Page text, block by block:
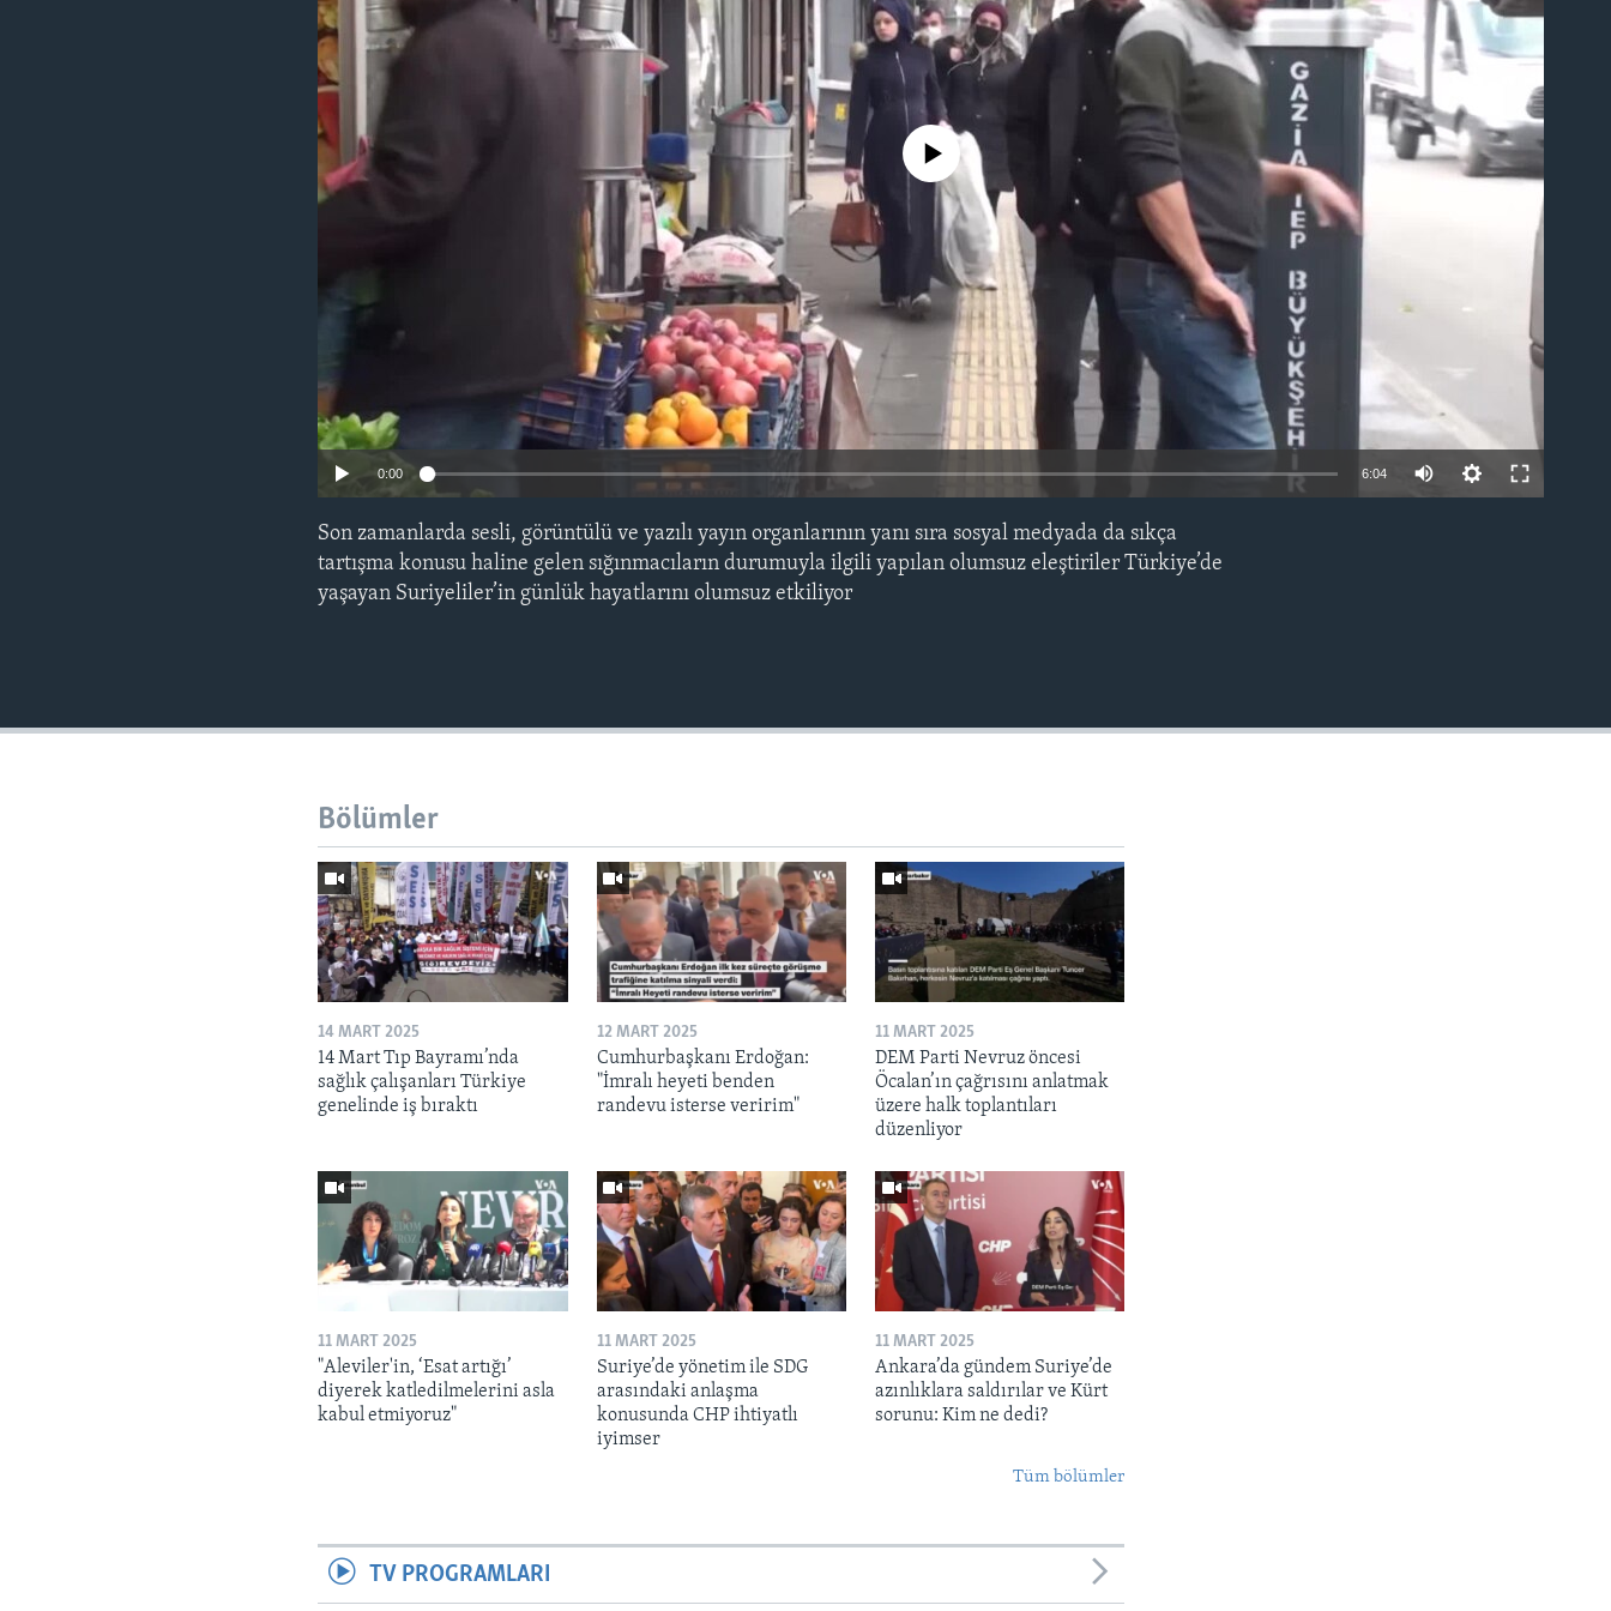
No media source currently available
0:00 6:04
Son zamanlarda sesli, görüntülü ve yazılı yayın organlarının yanı sıra sosyal medyada da sıkça
tartışma konusu haline gelen sığınmacıların durumuyla ilgili yapılan olumsuz eleştiriler Türkiye’de
yaşayan Suriyeliler’in günlük hayatlarını olumsuz etkiliyor
Bölümler
14 MART 2025
14 Mart Tıp Bayramı’nda
sağlık çalışanları Türkiye
genelinde iş bıraktı
12 MART 2025
Cumhurbaşkanı Erdoğan:
"İmralı heyeti benden
randevu isterse veririm"
11 MART 2025
DEM Parti Nevruz öncesi
Öcalan’ın çağrısını anlatmak
üzere halk toplantıları
düzenliyor
11 MART 2025
"Aleviler'in, ‘Esat artığı’
diyerek katledilmelerini asla
kabul etmiyoruz"
11 MART 2025
Suriye’de yönetim ile SDG
arasındaki anlaşma
konusunda CHP ihtiyatlı
iyimser
11 MART 2025
Ankara’da gündem Suriye’de
azınlıklara saldırılar ve Kürt
sorunu: Kim ne dedi?
Tüm bölümler
TV PROGRAMLARI